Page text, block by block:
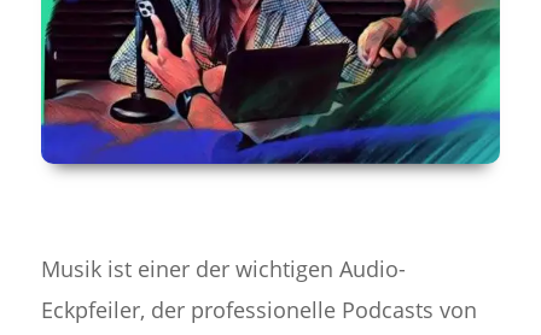
Musik ist einer der wichtigen Audio-
Eckpfeiler, der professionelle Podcasts von